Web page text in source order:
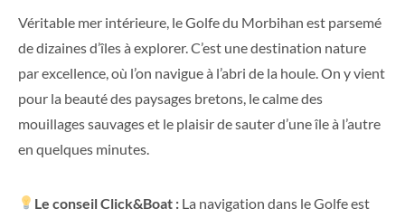
Véritable mer intérieure, le Golfe du Morbihan est parsemé
de dizaines d’îles à explorer. C’est une destination nature
par excellence, où l’on navigue à l’abri de la houle. On y vient
pour la beauté des paysages bretons, le calme des
mouillages sauvages et le plaisir de sauter d’une île à l’autre
en quelques minutes.
Le conseil Click&Boat : La navigation dans le Golfe est